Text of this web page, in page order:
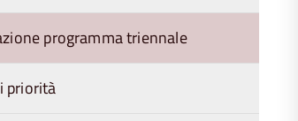
programma triennale
priorità